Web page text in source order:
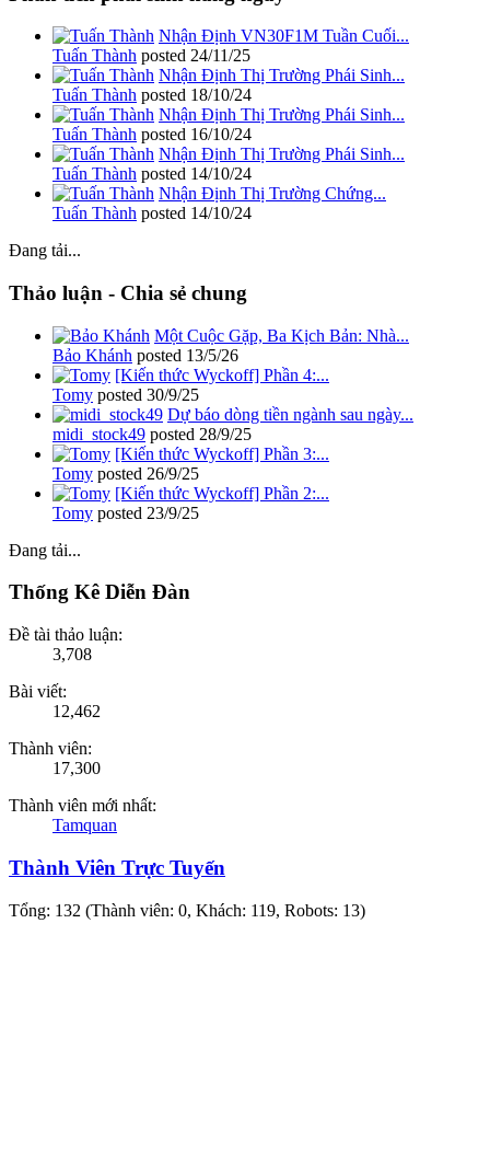
Nhận Định VN30F1M Tuần Cuối...
Tuấn Thành posted 24/11/25
Nhận Định Thị Trường Phái Sinh...
Tuấn Thành posted 18/10/24
Nhận Định Thị Trường Phái Sinh...
Tuấn Thành posted 16/10/24
Nhận Định Thị Trường Phái Sinh...
Tuấn Thành posted 14/10/24
Nhận Định Thị Trường Chứng...
Tuấn Thành posted 14/10/24
Đang tải...
Thảo luận - Chia sẻ chung
Một Cuộc Gặp, Ba Kịch Bản: Nhà...
Bảo Khánh posted 13/5/26
[Kiến thức Wyckoff] Phần 4:...
Tomy posted 30/9/25
Dự báo dòng tiền ngành sau ngày...
midi_stock49 posted 28/9/25
[Kiến thức Wyckoff] Phần 3:...
Tomy posted 26/9/25
[Kiến thức Wyckoff] Phần 2:...
Tomy posted 23/9/25
Đang tải...
Thống Kê Diễn Đàn
Đề tài thảo luận:
3,708
Bài viết:
12,462
Thành viên:
17,300
Thành viên mới nhất:
Tamquan
Thành Viên Trực Tuyến
Tổng: 132 (Thành viên: 0, Khách: 119, Robots: 13)